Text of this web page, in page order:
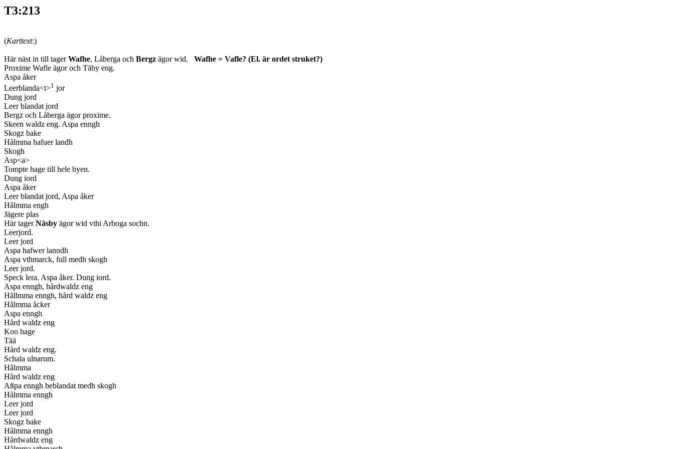
T3:213
(Karttext:)
Här näst in till tagerWafhe, Låberga och Bergz ägor wid. Wafhe = Vafle? (El. är ordet struket?)
Proxime Wafle ägor och Täby eng.
Aspa åker
Leerblanda<t>1 jor
Dung jord
Leer blandat jord
Bergz och Låberga ägor proxime.
Skeen waldz eng. Aspa enngh
Skogz bake
Hålmma hafuer landh
Skogh
Asp<a>
Tompte hage till hele byen.
Dung iord
Aspa åker
Leer blandat jord, Aspa åker
Hålmma engh
Jägere plas
Här tagerNäsby ägor wid vthi Arboga sochn.
Leerjord.
Leer jord
Aspa hafwer lanndh
Aspa vthmarck, full medh skogh
Leer jord.
Speck lera. Aspa åker. Dung iord.
Aspa enngh, hårdwaldz eng
Hållmma enngh, hård waldz eng
Hålmma åcker
Aspa enngh
Hård waldz eng
Koo hage
Tää
Hård waldz eng.
Schala ulnarum.
Hålmma
Hård waldz eng
Aßpa enngh beblandat medh skogh
Hålmma enngh
Leer jord
Leer jord
Skogz bake
Hålmma enngh
Hårdwaldz eng